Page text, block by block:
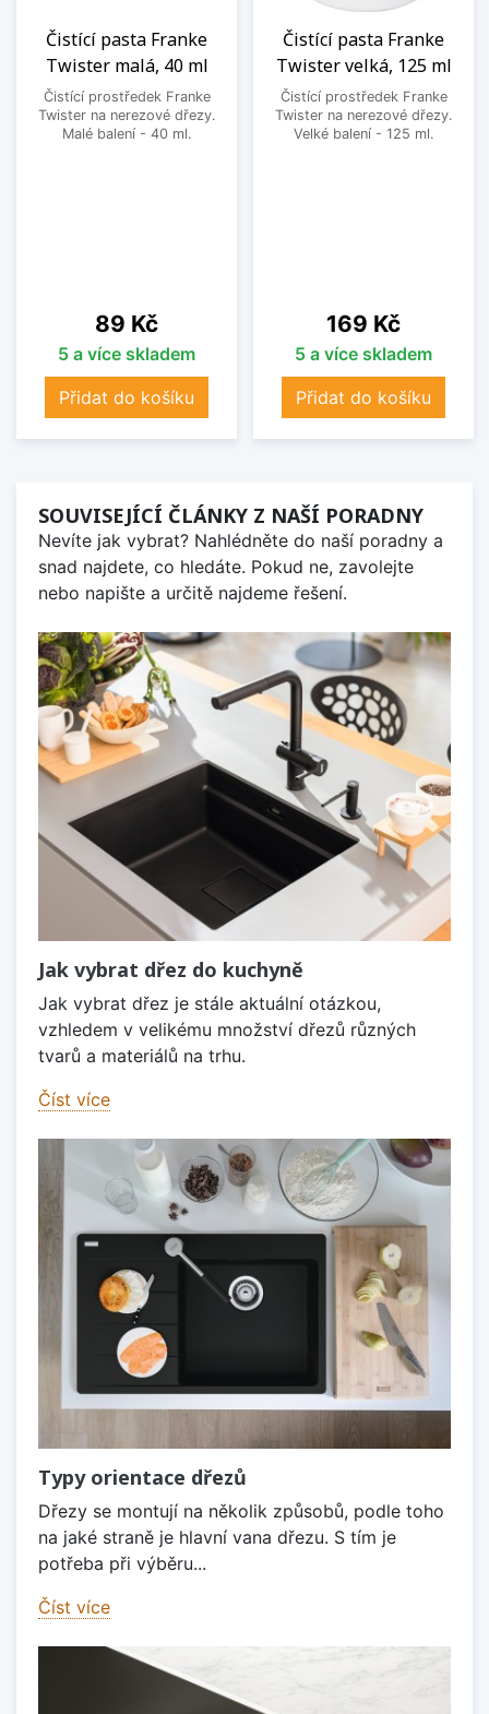
Čistící pasta Franke
Twister malá, 40 ml
Čistící prostředek Franke
Twister na nerezové dřezy.
Malé balení - 40 ml.
Cena
89 Kč
5 a více skladem
Přidat do košíku
Čistící pasta Franke
Twister velká, 125 ml
Čistící prostředek Franke
Twister na nerezové dřezy.
Velké balení - 125 ml.
Cena
169 Kč
5 a více skladem
Přidat do košíku
SOUVISEJÍCÍ ČLÁNKY Z NAŠÍ PORADNY
Nevíte jak vybrat? Nahlédněte do naší poradny a
snad najdete, co hledáte. Pokud ne, zavolejte
nebo napište a určitě najdeme řešení.
Jak vybrat dřez do kuchyně
Jak vybrat dřez je stále aktuální otázkou,
vzhledem v velikému množství dřezů různých
tvarů a materiálů na trhu.
Číst více
Typy orientace dřezů
Dřezy se montují na několik způsobů, podle toho
na jaké straně je hlavní vana dřezu. S tím je
potřeba při výběru...
Číst více